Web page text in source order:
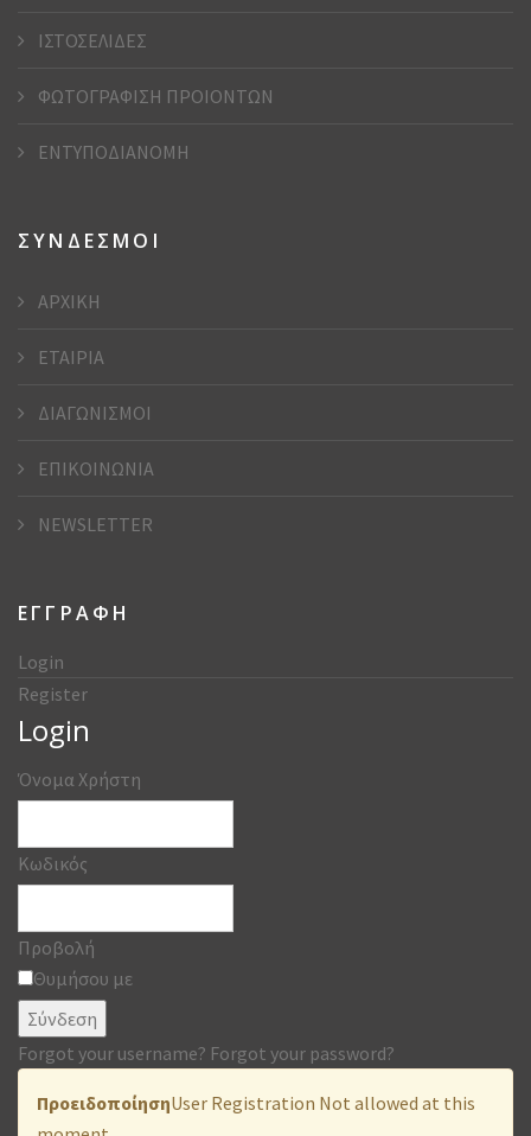
ΙΣΤΟΣΕΛΙΔΕΣ
ΦΩΤΟΓΡΑΦΙΣΗ ΠΡΟΙΟΝΤΩΝ
ΕΝΤΥΠΟΔΙΑΝΟΜΗ
ΣΥΝΔΕΣΜΟΙ
ΑΡΧΙΚΗ
ΕΤΑΙΡΙΑ
ΔΙΑΓΩΝΙΣΜΟΙ
ΕΠΙΚΟΙΝΩΝΙΑ
NEWSLETTER
ΕΓΓΡΑΦΗ
Login
Register
Login
Όνομα Χρήστη
Κωδικός
Προβολή
Θυμήσου με
Σύνδεση
Forgot your username? Forgot your password?
ΠροειδοποίησηUser Registration Not allowed at this